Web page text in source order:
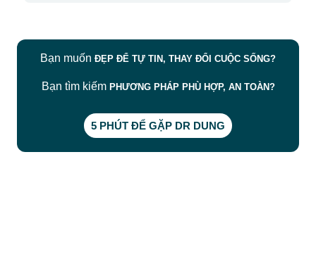
Bạn muốn ĐẸP ĐỂ TỰ TIN, THAY ĐỔI CUỘC SỐNG?
Bạn tìm kiếm PHƯƠNG PHÁP PHÙ HỢP, AN TOÀN?
5 PHÚT ĐỂ GẶP DR DUNG